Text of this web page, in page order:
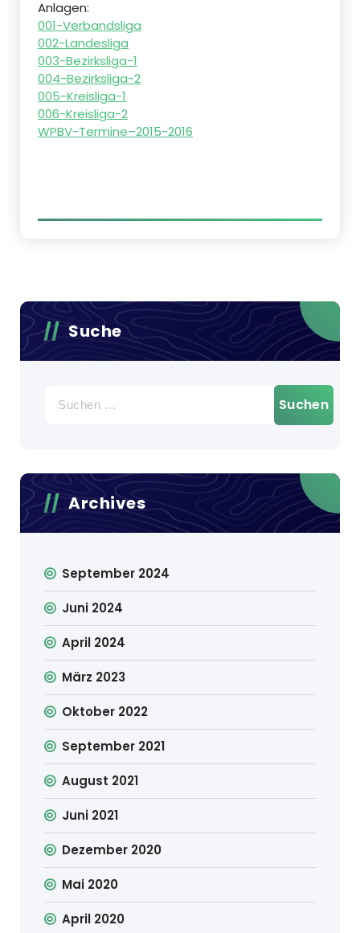
Anlagen:
001-Verbandsliga
002-Landesliga
003-Bezirksliga-1
004-Bezirksliga-2
005-Kreisliga-1
006-Kreisliga-2
WPBV-Termine–2015-2016
Suche
nach:
Archives
September 2024
Juni 2024
April 2024
März 2023
Oktober 2022
September 2021
August 2021
Juni 2021
Dezember 2020
Mai 2020
April 2020